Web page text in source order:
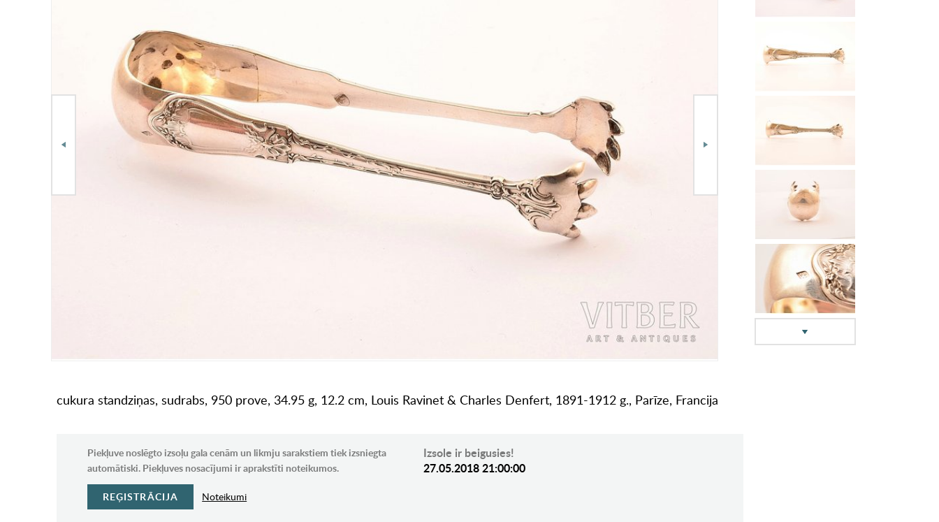
cukura standziņas, sudrabs, 950 prove, 34.95 g, 12.2 cm, Louis Ravinet & Charles Denfert, 1891-1912 g., Parīze, Francija
Piekļuve noslēgto izsoļu gala cenām un likmju sarakstiem tiek izsniegta
automātiski. Piekļuves nosacījumi ir aprakstīti noteikumos.
REĢISTRĀCIJA Noteikumi
Izsole ir beigusies!
27.05.2018 21:00:00